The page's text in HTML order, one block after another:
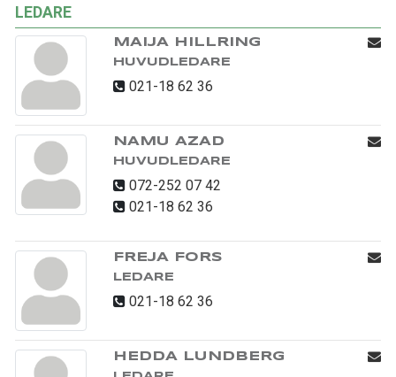
LEDARE
MAIJA HILLRING
HUVUDLEDARE
021-18 62 36
NAMU AZAD
HUVUDLEDARE
072-252 07 42
021-18 62 36
FREJA FORS
LEDARE
021-18 62 36
HEDDA LUNDBERG